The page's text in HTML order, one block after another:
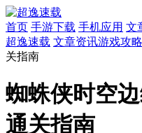
首页 手游下载 手机应用 文
超逸速载 文章资讯游戏攻略
关指南
蜘蛛侠时空
通关指南